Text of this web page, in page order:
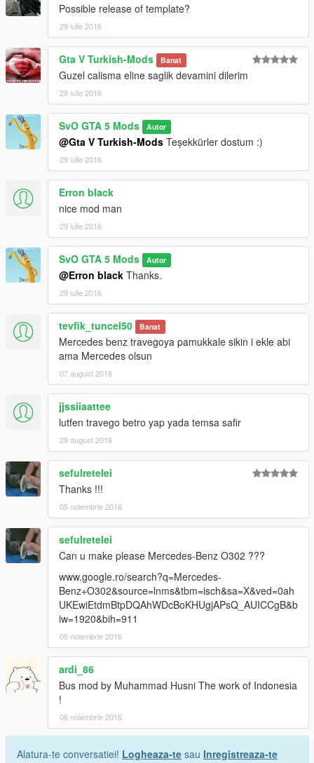
Possible release of template?
29 iulie 2016
Gta V Turkish-Mods Banat
Guzel calisma eline saglik devamini dilerim
29 iulie 2016
SvO GTA 5 Mods Autor
@Gta V Turkish-Mods Teşekkürler dostum :)
29 iulie 2016
Erron black
nice mod man
29 iulie 2016
SvO GTA 5 Mods Autor
@Erron black Thanks.
29 iulie 2016
tevfik_tuncel50 Banat
Mercedes benz travegoya pamukkale sikin i ekle abi
ama Mercedes olsun
07 august 2016
jjssiiaattee
lutfen travego betro yap yada temsa safir
29 august 2016
sefulretelei
Thanks !!!
05 noiembrie 2016
sefulretelei
Can u make please Mercedes-Benz O302 ???
www.google.ro/search?q=Mercedes-
Benz+O302&source=lnms&tbm=isch&sa=X&ved=0ah
UKEwiEtdmBtpDQAhWDcBoKHUgjAPsQ_AUICCgB&b
iw=1920&bih=911
05 noiembrie 2016
ardi_86
Bus mod by Muhammad Husni The work of Indonesia
!
06 noiembrie 2016
Alatura-te conversatiei! Logheaza-te sau Inregistreaza-te